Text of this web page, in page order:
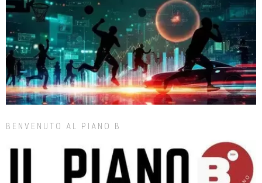
BENVENUTO AL PIANO B